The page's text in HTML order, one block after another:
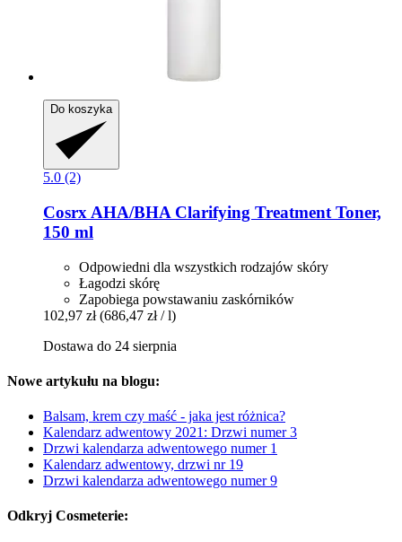
Do koszyka
5.0 (2)
Cosrx AHA/BHA Clarifying Treatment Toner,
150 ml
Odpowiedni dla wszystkich rodzajów skóry
Łagodzi skórę
Zapobiega powstawaniu zaskórników
102,97 zł (686,47 zł / l)
Dostawa do 24 sierpnia
Nowe artykułu na blogu:
Balsam, krem czy maść - jaka jest różnica?
Kalendarz adwentowy 2021: Drzwi numer 3
Drzwi kalendarza adwentowego numer 1
Kalendarz adwentowy, drzwi nr 19
Drzwi kalendarza adwentowego numer 9
Odkryj Cosmeterie: